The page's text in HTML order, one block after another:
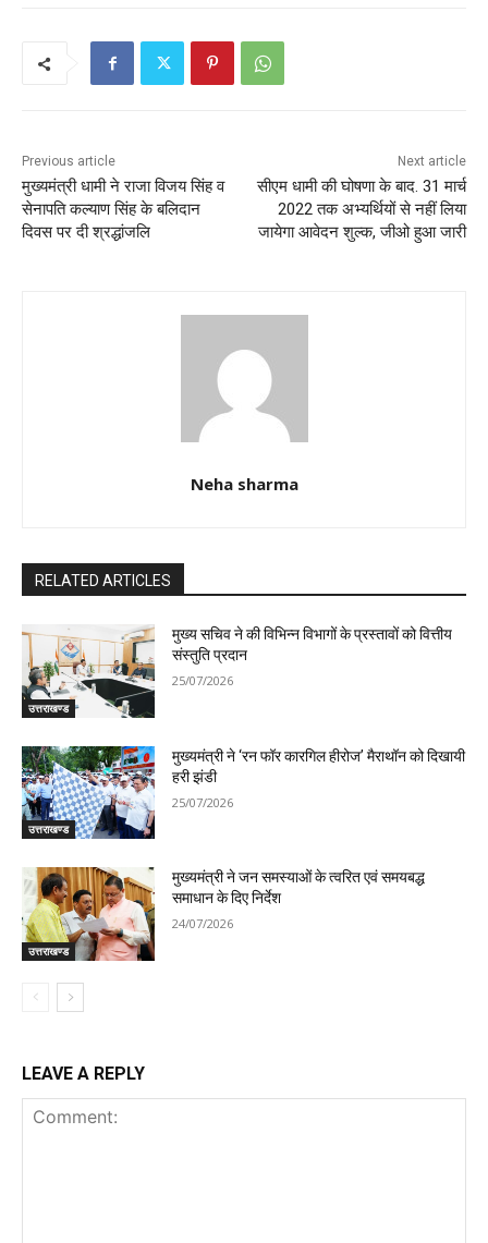
k
A
p
Previous article
मुख्यमंत्री धामी ने राजा विजय सिंह व
सेनापति कल्याण सिंह के बलिदान
दिवस पर दी श्रद्धांजलि
Next article
सीएम धामी की घोषणा के बाद. 31 मार्च
2022 तक अभ्यर्थियों से नहीं लिया
जायेगा आवेदन शुल्क, जीओ हुआ जारी
Neha sharma
RELATED ARTICLES
उत्तराखण्ड
मुख्य सचिव ने की विभिन्न विभागों के प्रस्तावों को वित्तीय
संस्तुति प्रदान
25/07/2026
उत्तराखण्ड
मुख्यमंत्री ने ‘रन फॉर कारगिल हीरोज’ मैराथॉन को दिखायी
हरी झंडी
25/07/2026
उत्तराखण्ड
मुख्यमंत्री ने जन समस्याओं के त्वरित एवं समयबद्ध
समाधान के दिए निर्देश
24/07/2026
LEAVE A REPLY